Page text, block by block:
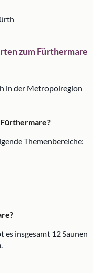
zum Fürthermare
in der Metropolregion
Themenbereiche:
es insgesamt 12 Saunen